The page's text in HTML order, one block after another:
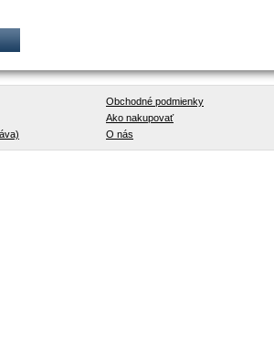
Obchodné podmienky
Ako nakupovať
O nás